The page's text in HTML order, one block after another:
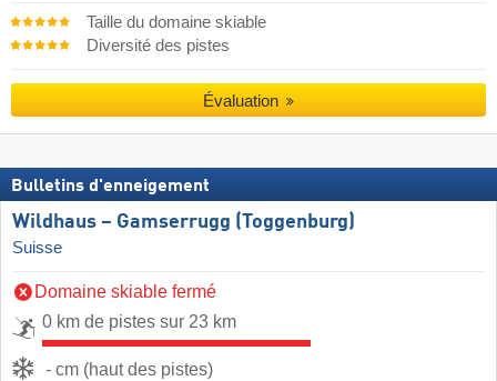
Taille du domaine skiable
Diversité des pistes
Évaluation
Bulletins d'enneigement
Wildhaus – Gamserrugg (Toggenburg)
Suisse
Domaine skiable fermé
0 km de pistes sur 23 km
- cm (haut des pistes)